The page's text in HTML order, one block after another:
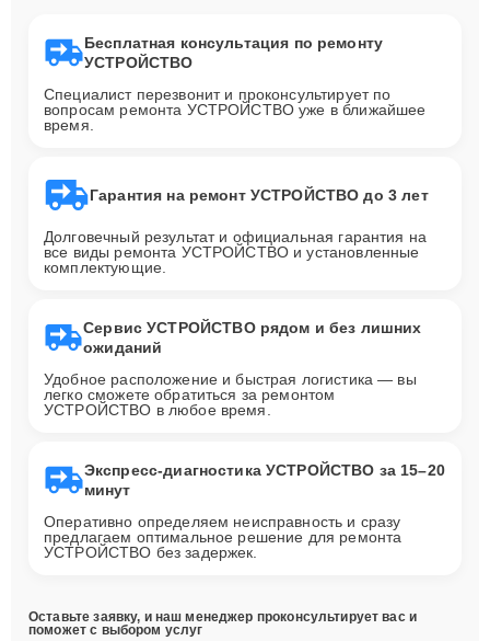
Бесплатная консультация по ремонту
УСТРОЙСТВО
Специалист перезвонит и проконсультирует по
вопросам ремонта УСТРОЙСТВО уже в ближайшее
время.
Гарантия на ремонт УСТРОЙСТВО до 3 лет
Долговечный результат и официальная гарантия на
все виды ремонта УСТРОЙСТВО и установленные
комплектующие.
Сервис УСТРОЙСТВО рядом и без лишних
ожиданий
Удобное расположение и быстрая логистика — вы
легко сможете обратиться за ремонтом
УСТРОЙСТВО в любое время.
Экспресс-диагностика УСТРОЙСТВО за 15–20
минут
Оперативно определяем неисправность и сразу
предлагаем оптимальное решение для ремонта
УСТРОЙСТВО без задержек.
Оставьте заявку, и наш менеджер проконсультирует вас и
поможет с выбором услуг